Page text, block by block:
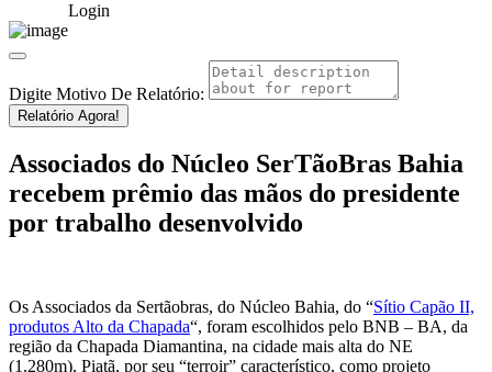
Login
Digite Motivo De Relatório:
Relatório Agora!
Associados do Núcleo SerTãoBras Bahia
recebem prêmio das mãos do presidente
por trabalho desenvolvido
Os Associados da Sertãobras, do Núcleo Bahia, do “Sítio Capão II,
produtos Alto da Chapada“, foram escolhidos pelo BNB – BA, da
região da Chapada Diamantina, na cidade mais alta do NE
(1.280m), Piatã, por seu “terroir” característico, como projeto